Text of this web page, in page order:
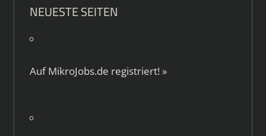
NEUESTE SEITEN
AufMikroJobs.de registriert! »